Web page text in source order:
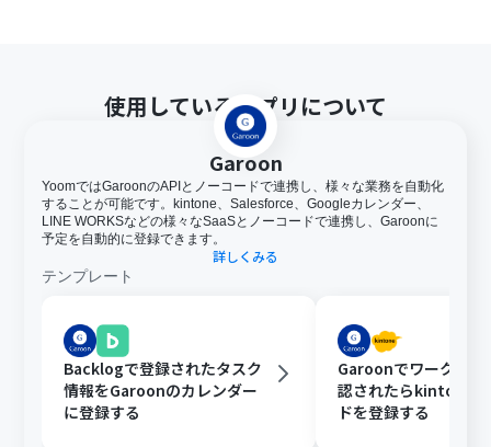
使用しているアプリについて
Garoon
YoomではGaroonのAPIとノーコードで連携し、様々な業務を自動化
することが可能です。kintone、Salesforce、Googleカレンダー、
LINE WORKSなどの様々なSaaSとノーコードで連携し、Garoonに
予定を自動的に登録できます。
詳しくみる
テンプレート
Backlogで登録されたタスク
情報をGaroonのカレンダー
に登録する
Garoonでワークフロ
認されたらkintone
ドを登録する